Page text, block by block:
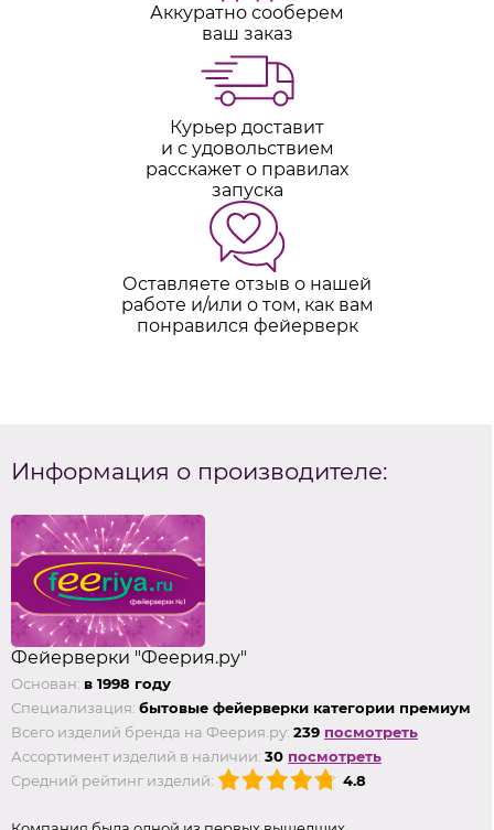
Аккуратно сооберем
ваш заказ
Курьер доставит
и с удовольствием
расскажет о правилах
запуска
Оставляете отзыв о нашей
работе и/или о том, как вам
понравился фейерверк
Информация о производителе:
Фейерверки "Феерия.ру"
Основан: в 1998 году
Специализация: бытовые фейерверки категории премиум
Всего изделий бренда на Феерия.ру: 239 посмотреть
Ассортимент изделий в наличии: 30 посмотреть
Средний рейтинг изделий:
4.8